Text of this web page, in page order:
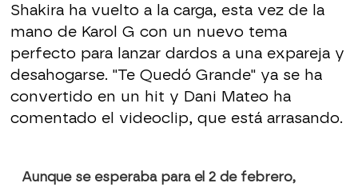
Shakira ha vuelto a la carga, esta vez de la
mano de Karol G con un nuevo tema
perfecto para lanzar dardos a una expareja y
desahogarse. "Te Quedó Grande" ya se ha
convertido en un hit y Dani Mateo ha
comentado el videoclip, que está arrasando.
Aunque se esperaba para el 2 de febrero,